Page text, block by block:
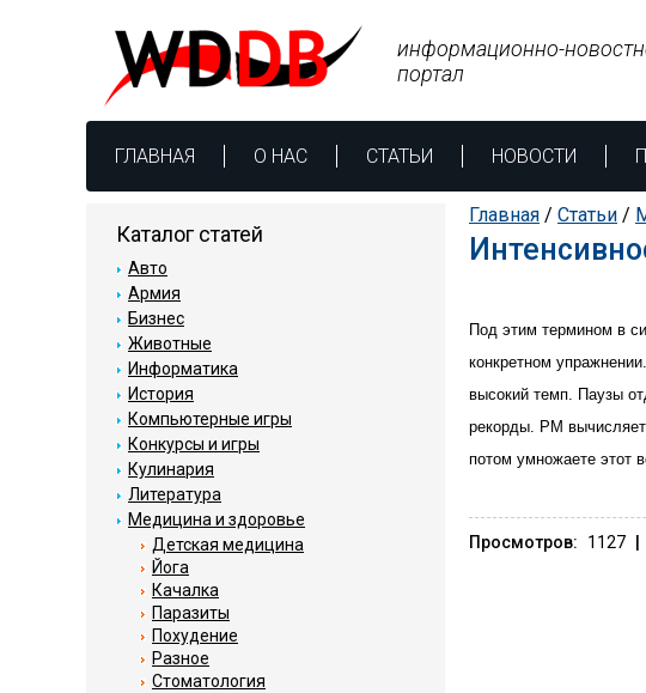
ГЛАВНАЯ О НАС СТАТЬИ НОВОСТИ
информационно-
портал
Главная / Статьи /
Под этим термином в
конкретном
высокий темп. Паузы
рекорды. РМ
потом умножаете этот
Просмотров: 1127
Каталог статей
Авто
Армия
Бизнес
Животные
Информатика
История
Компьютерные игры
Конкурсы и игры
Кулинария
Литература
Медицина и здоровье
Детская медицина
Йога
Качалка
Паразиты
Похудение
Разное
Стоматология